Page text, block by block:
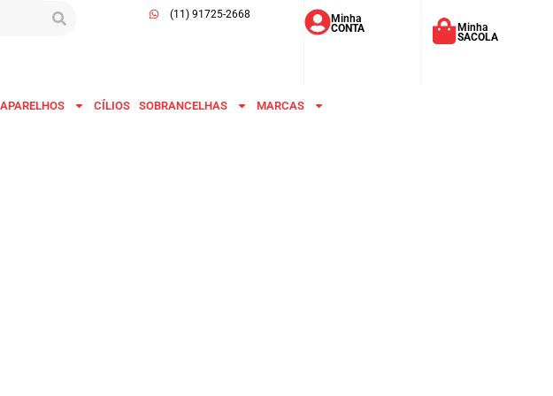
(11) 91725-2668 Minha
CONTA Minha
SACOLA
APARELHOS CÍLIOS SOBRANCELHAS MARCAS